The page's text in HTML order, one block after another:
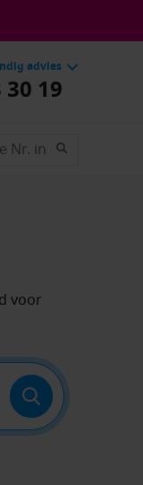
advies
30 19
voor